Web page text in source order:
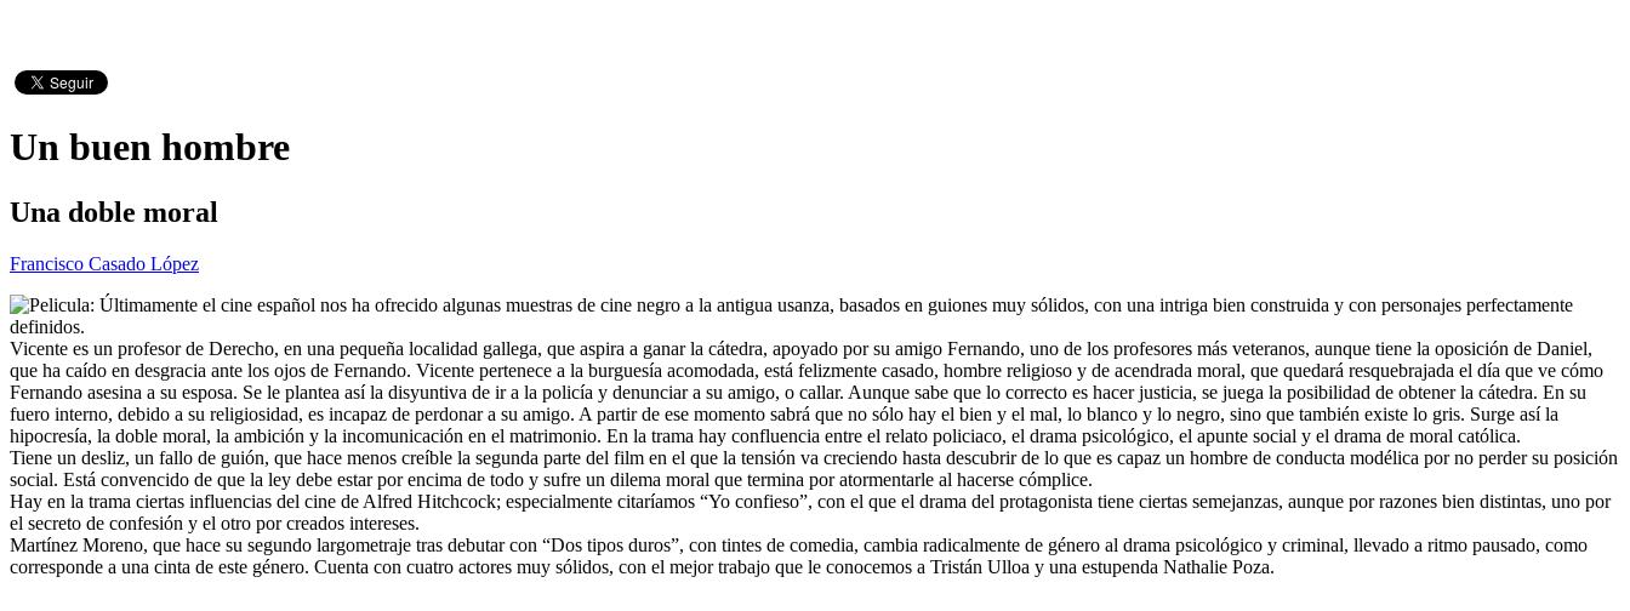
Un buen hombre
Una doble moral
Francisco Casado López
Últimamente el cine español nos ha ofrecido algunas muestras de cine negro a la antigua usanza, basados en guiones muy sólidos, con una intriga bien construida y con personajes perfectamente
definidos.
Vicente es un profesor de Derecho, en una pequeña localidad gallega, que aspira a ganar la cátedra, apoyado por su amigo Fernando, uno de los profesores más veteranos, aunque tiene la oposición de Daniel,
que ha caído en desgracia ante los ojos de Fernando. Vicente pertenece a la burguesía acomodada, está felizmente casado, hombre religioso y de acendrada moral, que quedará resquebrajada el día que ve cómo
Fernando asesina a su esposa. Se le plantea así la disyuntiva de ir a la policía y denunciar a su amigo, o callar. Aunque sabe que lo correcto es hacer justicia, se juega la posibilidad de obtener la cátedra. En su
fuero interno, debido a su religiosidad, es incapaz de perdonar a su amigo. A partir de ese momento sabrá que no sólo hay el bien y el mal, lo blanco y lo negro, sino que también existe lo gris. Surge así la
hipocresía, la doble moral, la ambición y la incomunicación en el matrimonio. En la trama hay confluencia entre el relato policiaco, el drama psicológico, el apunte social y el drama de moral católica.
Tiene un desliz, un fallo de guión, que hace menos creíble la segunda parte del film en el que la tensión va creciendo hasta descubrir de lo que es capaz un hombre de conducta modélica por no perder su posición
social. Está convencido de que la ley debe estar por encima de todo y sufre un dilema moral que termina por atormentarle al hacerse cómplice.
Hay en la trama ciertas influencias del cine de Alfred Hitchcock; especialmente citaríamos “Yo confieso”, con el que el drama del protagonista tiene ciertas semejanzas, aunque por razones bien distintas, uno por
el secreto de confesión y el otro por creados intereses.
Martínez Moreno, que hace su segundo largometraje tras debutar con “Dos tipos duros”, con tintes de comedia, cambia radicalmente de género al drama psicológico y criminal, llevado a ritmo pausado, como
corresponde a una cinta de este género. Cuenta con cuatro actores muy sólidos, con el mejor trabajo que le conocemos a Tristán Ulloa y una estupenda Nathalie Poza.